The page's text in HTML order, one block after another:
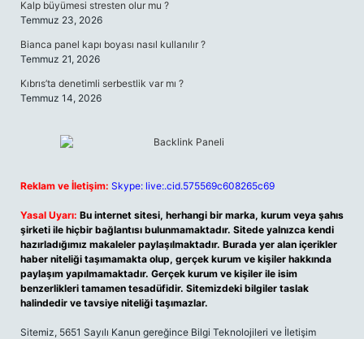
Kalp büyümesi stresten olur mu ?
Temmuz 23, 2026
Bianca panel kapı boyası nasıl kullanılır ?
Temmuz 21, 2026
Kıbrıs’ta denetimli serbestlik var mı ?
Temmuz 14, 2026
Reklam ve İletişim: Skype: live:.cid.575569c608265c69
Yasal Uyarı: Bu internet sitesi, herhangi bir marka, kurum veya şahıs
şirketi ile hiçbir bağlantısı bulunmamaktadır. Sitede yalnızca kendi
hazırladığımız makaleler paylaşılmaktadır. Burada yer alan içerikler
haber niteliği taşımamakta olup, gerçek kurum ve kişiler hakkında
paylaşım yapılmamaktadır. Gerçek kurum ve kişiler ile isim
benzerlikleri tamamen tesadüfidir. Sitemizdeki bilgiler taslak
halindedir ve tavsiye niteliği taşımazlar.
Sitemiz, 5651 Sayılı Kanun gereğince Bilgi Teknolojileri ve İletişim